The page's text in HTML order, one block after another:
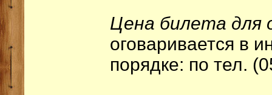
Цена билета для
оговаривается в
порядке: по тел.